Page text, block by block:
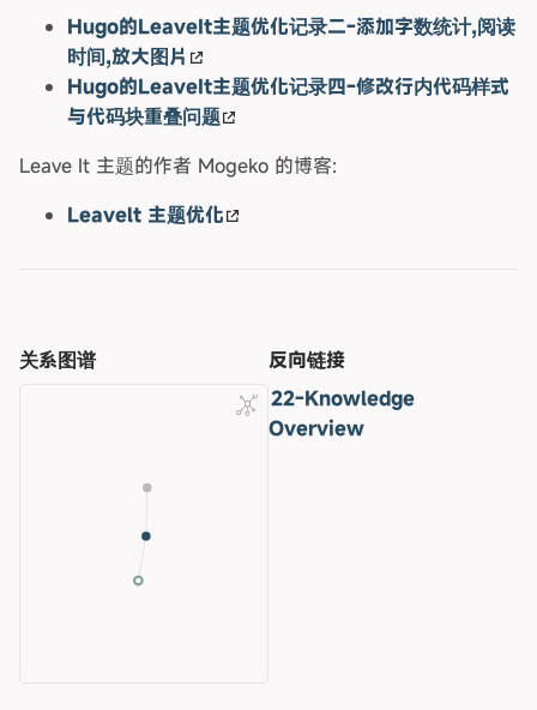
Hugo的LeaveIt主题优化记录二-添加字数统计,阅读
时间,放大图片
Hugo的LeaveIt主题优化记录四-修改行内代码样式
与代码块重叠问题
Leave It 主题的作者 Mogeko 的博客:
Leavelt 主题优化
关系图谱
反向链接
22-Knowledge
Overview